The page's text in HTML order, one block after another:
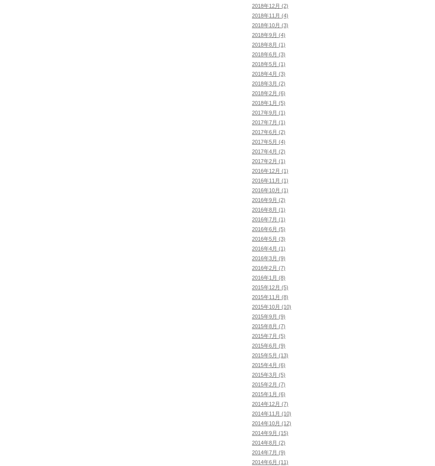
2018年12月 (2)
2018年11月 (4)
2018年10月 (3)
2018年9月 (4)
2018年8月 (1)
2018年6月 (3)
2018年5月 (1)
2018年4月 (3)
2018年3月 (2)
2018年2月 (6)
2018年1月 (5)
2017年9月 (1)
2017年7月 (1)
2017年6月 (2)
2017年5月 (4)
2017年4月 (2)
2017年2月 (1)
2016年12月 (1)
2016年11月 (1)
2016年10月 (1)
2016年9月 (2)
2016年8月 (1)
2016年7月 (1)
2016年6月 (5)
2016年5月 (3)
2016年4月 (1)
2016年3月 (9)
2016年2月 (7)
2016年1月 (8)
2015年12月 (5)
2015年11月 (8)
2015年10月 (10)
2015年9月 (9)
2015年8月 (7)
2015年7月 (5)
2015年6月 (9)
2015年5月 (13)
2015年4月 (6)
2015年3月 (5)
2015年2月 (7)
2015年1月 (6)
2014年12月 (7)
2014年11月 (10)
2014年10月 (12)
2014年9月 (15)
2014年8月 (2)
2014年7月 (9)
2014年6月 (11)